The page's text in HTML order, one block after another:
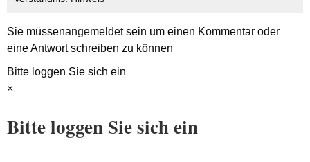
Sie müssenangemeldetsein um einen Kommentar oder
eine Antwort schreiben zu können
Bitte loggen Sie sich ein
×
Bitte loggen Sie sich ein